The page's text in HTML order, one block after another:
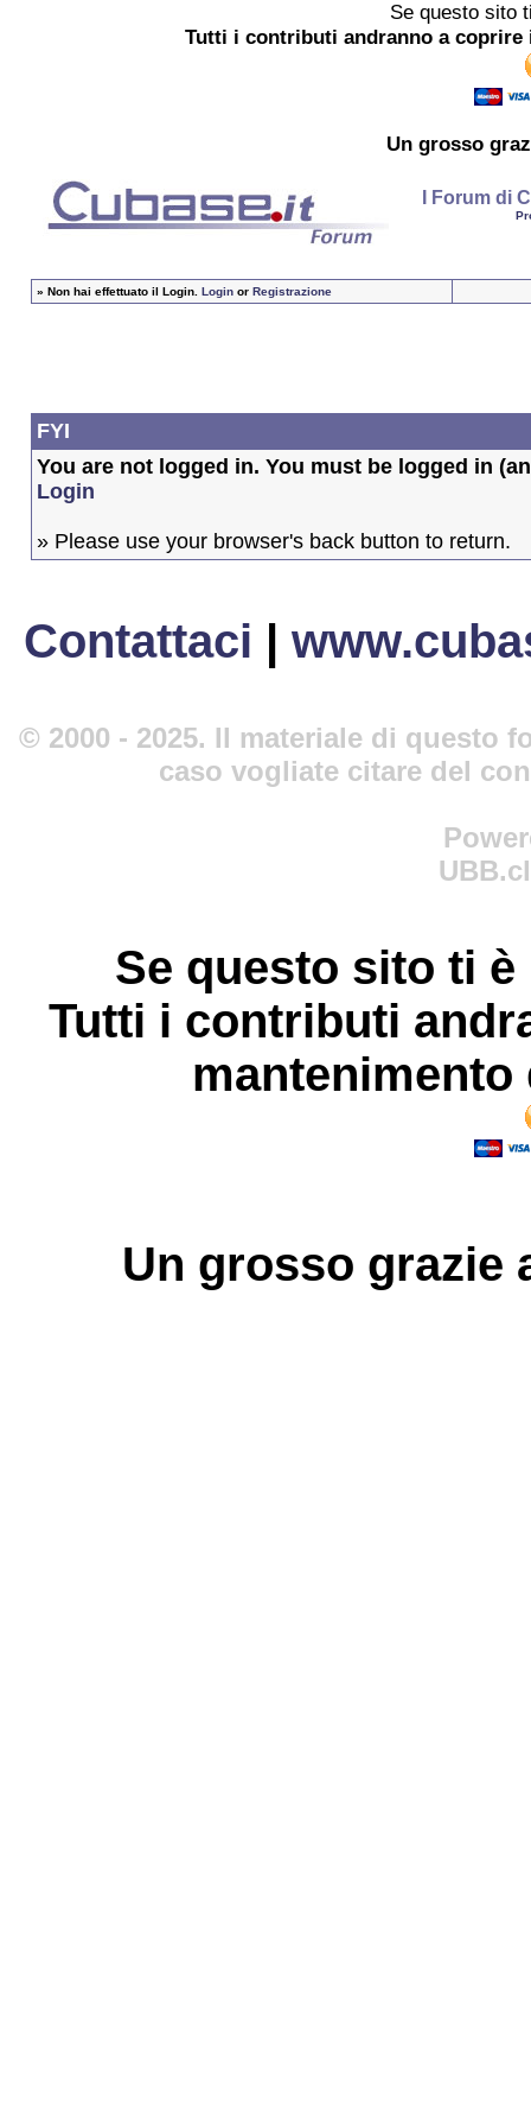
Se questo sito
Tutti i contributi andranno a
Un grosso
I Forum di
» Non hai effettuato il Login. Loginor Registrazione
FYI
You are not logged in. You must be logged in
Login
» Please use your browser's back button to return.
Contattaci |
© 2000 - 2025. Il materiale di questo
caso vogliate citare del
Se questo sito ti
Tutti i contributi
Un grosso grazie